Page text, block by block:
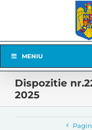
Navigation
MENIU
Dispozitie
2025